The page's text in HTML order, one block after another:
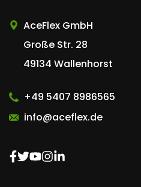
AceFlex GmbH
Große Str. 28
49134 Wallenhorst
+49 5407 8986565
info@aceflex.de